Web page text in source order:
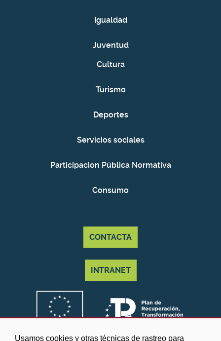
Usamos cookies y otras técnicas de rastreo para
Igualdad
Juventud
Cultura
Turismo
Deportes
Servicios sociales
Participacion Pública Normativa
Consumo
CONTACTA
INTRANET